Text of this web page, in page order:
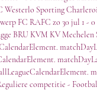
Westerlo Sporting
FC RAFC zo 30 jul 1 -
BRU KVM KV Mechelen
competitie -